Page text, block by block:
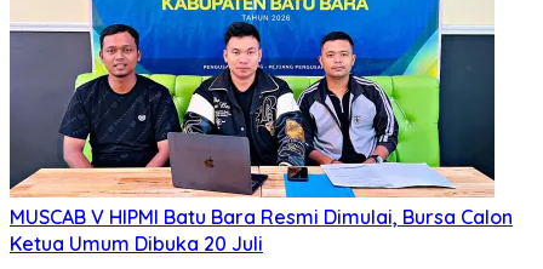
MUSCAB V HIPMI Batu Bara Resmi Dimulai, Bursa Calon
Ketua Umum Dibuka 20 Juli